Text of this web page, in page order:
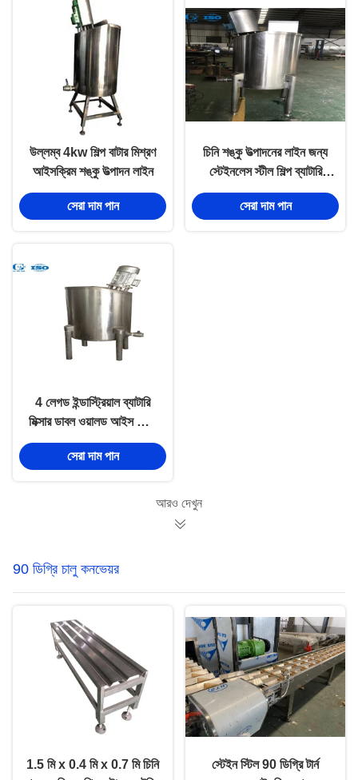
উল্লম্ব 4kw শিল্প বাটার মিশ্রণ
আইসক্রিম শঙ্কু উত্পাদন লাইন
সেরা দাম পান
চিনি শঙ্কু উত্পাদনের লাইন জন্য
স্টেইনলেস স্টীল শিল্প ব্যাটারি
মিশুক
সেরা দাম পান
4 লেগড ইন্ডাস্ট্রিয়াল ব্যাটারি
মিক্সার ডাবল ওয়ালড আইস ক্রিম
শোন প্রোডাকশন লাইন
সেরা দাম পান
আরও দেখুন
90 ডিগ্রি চালু কনভেয়র
1.5 মি x 0.4 মি x 0.7 মি চিনি
স্টেইন স্টিল 90 ডিগ্রি টার্ন